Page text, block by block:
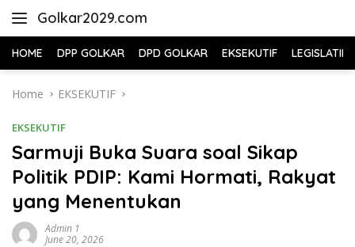
Golkar2029.com
HOME DPP GOLKAR DPD GOLKAR EKSEKUTIF LEGISLATIF
Home EKSEKUTIF
EKSEKUTIF
Sarmuji Buka Suara soal Sikap
Politik PDIP: Kami Hormati, Rakyat
yang Menentukan
Admin 1
June 20, 2026